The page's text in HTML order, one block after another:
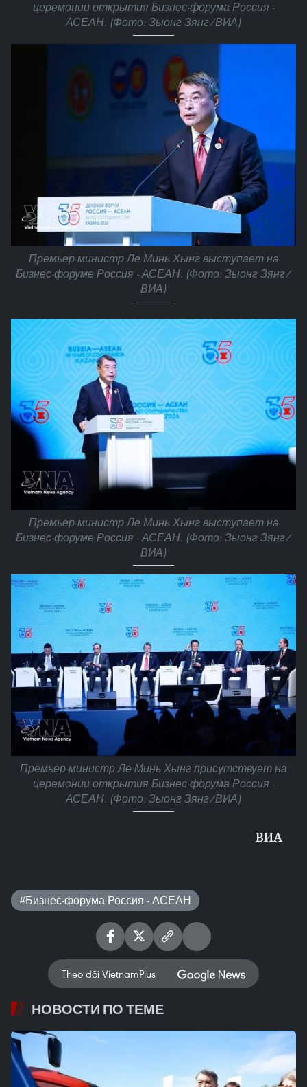
церемонии открытия Бизнес-форума Россия -
АСЕАН. (Фото: Зыонг Зянг/ВИА)
Премьер-министр Ле Минь Хынг выступает на
Бизнес-форуме Россия - АСЕАН. (Фото: Зыонг Зянг/
ВИА)
Премьер-министр Ле Минь Хынг выступает на
Бизнес-форуме Россия - АСЕАН. (Фото: Зыонг Зянг/
ВИА)
Премьер-министр Ле Минь Хынг присутствует на
церемонии открытия Бизнес-форума Россия -
АСЕАН. (Фото: Зыонг Зянг/ВИА)
ВИА
#Бизнес-форума Россия - АСЕАН
Theo dõi VietnamPlus
НОВОСТИ ПО ТЕМЕ